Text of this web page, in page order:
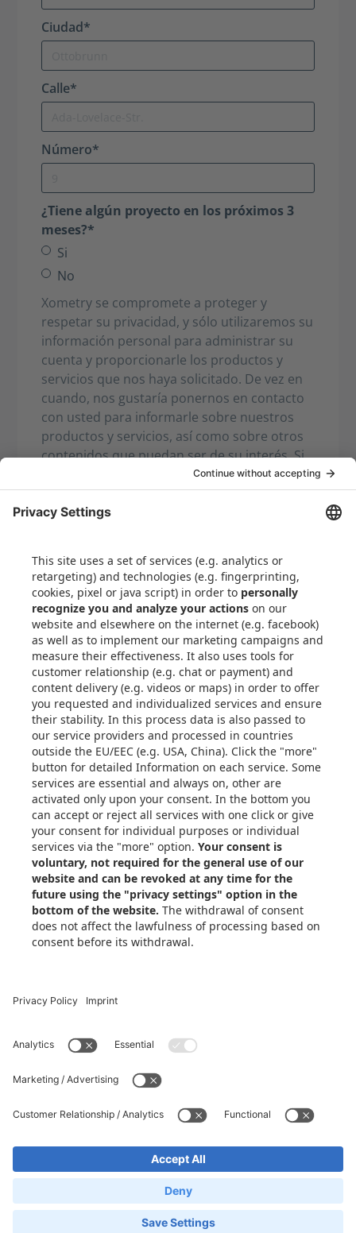
Ciudad*
Calle*
Número*
¿Tiene algún proyecto en los próximos 3
meses?*
Si
No
Xometry se compromete a proteger y
respetar su privacidad, y sólo utilizaremos su
información personal para administrar su
cuenta y proporcionarle los productos y
servicios que nos haya solicitado. De vez en
cuando, nos gustaría ponernos en contacto
con usted para informarle sobre nuestros
productos y servicios, así como sobre otros
contenidos que puedan ser de su interés. Si
acepta que nos pongamos en contacto con
usted con este fin, marque esta casilla
Acepto recibir comunicaciones de
Puede darse de baja de estas
comunicaciones en cualquier momento.
Quick links
Mecanizado CNC
Chapa metálica
Impresión 3D
Moldeo por inyección
Fundición a presión
Recursos
Preguntas frecuentes
Términos y condiciones
Política de protección de datos
Contactos e impresiones
Contacto
+49-89-3803-4818
info@xometry.eu
2026, Xometry Europe GmbH